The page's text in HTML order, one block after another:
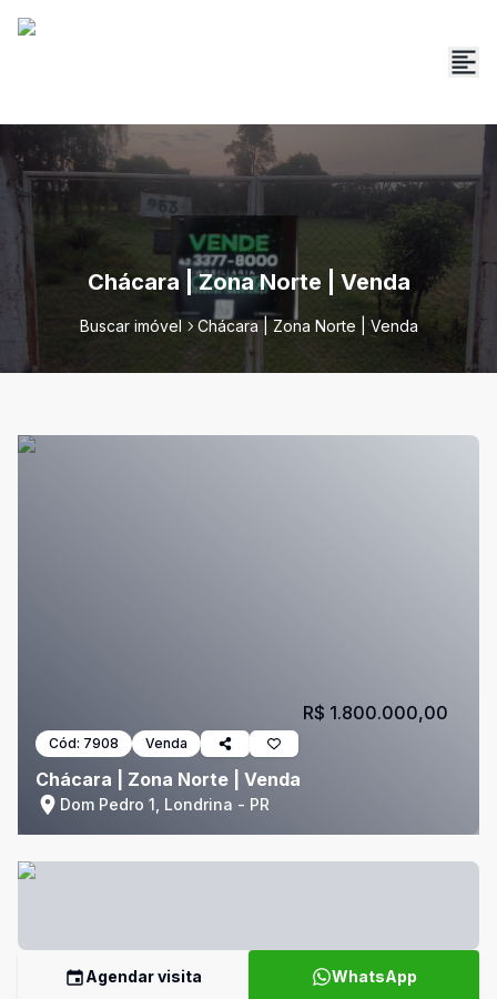
Chácara | Zona Norte | Venda
Buscar imóvel Chácara | Zona Norte | Venda
Cód: 7908 Venda
Chácara | Zona Norte | Venda
Dom Pedro 1, Londrina - PR
R$ 1.800.000,00
Agendar visita WhatsApp